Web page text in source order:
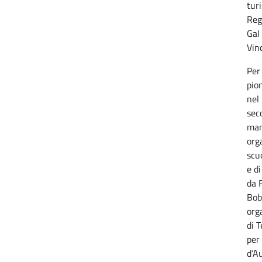
nel
e
da
di